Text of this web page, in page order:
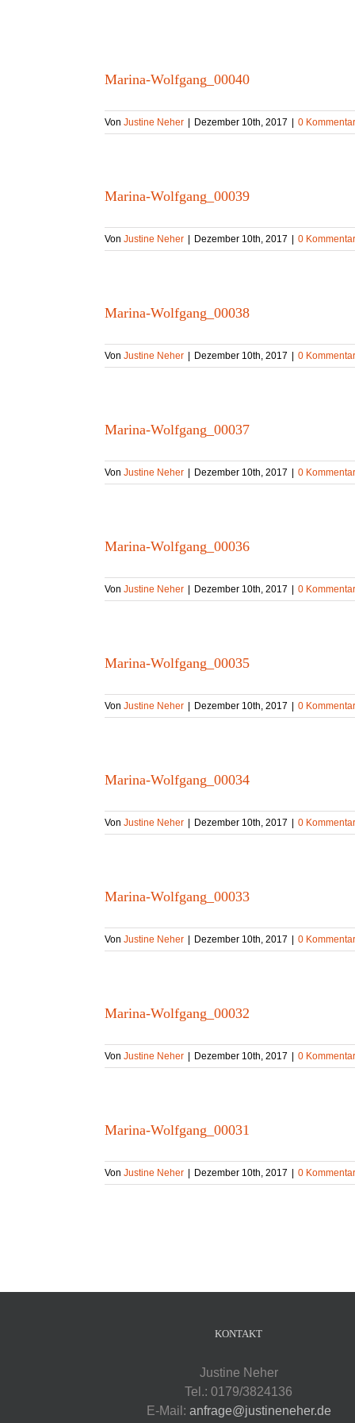
Marina-Wolfgang_00040
Von Justine Neher Dezember 10th, 2017 0
Marina-Wolfgang_00039
Von Justine Neher Dezember 10th, 2017 0
Marina-Wolfgang_00038
Von Justine Neher Dezember 10th, 2017 0
Marina-Wolfgang_00037
Von Justine Neher Dezember 10th, 2017 0
Marina-Wolfgang_00036
Von Justine Neher Dezember 10th, 2017 0
Marina-Wolfgang_00035
Von Justine Neher Dezember 10th, 2017 0
Marina-Wolfgang_00034
Von Justine Neher Dezember 10th, 2017 0
Marina-Wolfgang_00033
Von Justine Neher Dezember 10th, 2017 0
Marina-Wolfgang_00032
Von Justine Neher Dezember 10th, 2017 0
Marina-Wolfgang_00031
Von Justine Neher Dezember 10th, 2017 0
KONTAKT
Justine Neher
Tel.: 0179/3824136
E-Mail: anfrage@justineneher.de